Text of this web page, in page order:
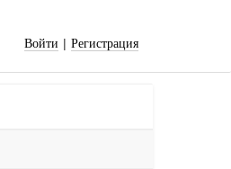
Войти | Регистрация